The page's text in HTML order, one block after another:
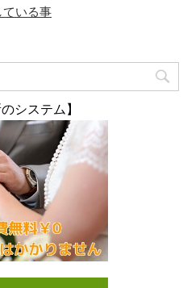
ている事
システム】